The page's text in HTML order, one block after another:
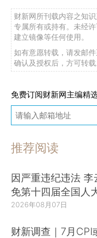
财新网所刊载内容之知
专属所有或持有。未经
建立镜像等任何使用。
如有意愿转载，请发邮
确认及授权后，方可转载
免费订阅财新网主编精
推荐阅读
因严重违纪违法 李
免第十四届全国人
2026年08月07日
财新调查｜7月CPI